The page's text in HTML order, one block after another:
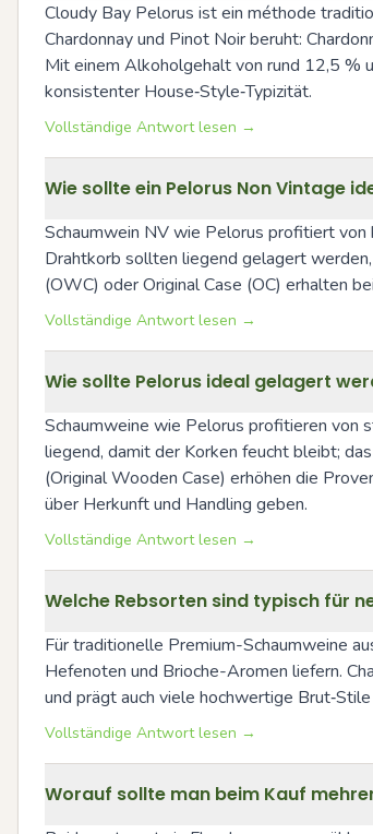
Cloudy Bay Pelorus ist ein méthode
Chardonnay und Pinot Noir beruht:
Mit einem Alkoholgehalt von rund 12,5 %
konsistenter House‑Style‑Typizität.
Vollständige Antwort lesen →
Wie sollte ein Pelorus Non Vintage
Schaumwein NV wie Pelorus profitiert von
Drahtkorb sollten liegend gelagert
(OWC) oder Original Case (OC) erhalten
Vollständige Antwort lesen →
Wie sollte Pelorus ideal gelagert
Schaumweine wie Pelorus profitieren von
liegend, damit der Korken feucht bleibt;
(Original Wooden Case) erhöhen die
über Herkunft und Handling geben.
Vollständige Antwort lesen →
Welche Rebsorten sind typisch für
Für traditionelle Premium-Schaumweine
Hefenoten und Brioche-Aromen liefern.
und prägt auch viele hochwertige
Vollständige Antwort lesen →
Worauf sollte man beim Kauf